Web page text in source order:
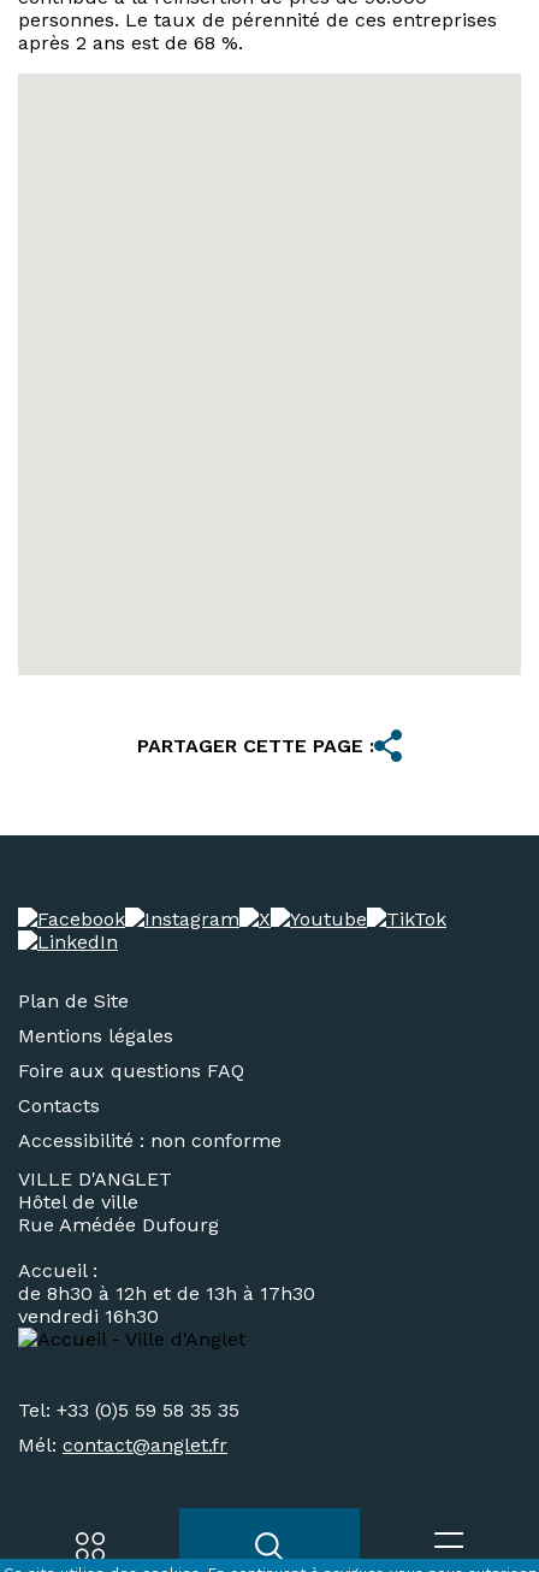
personnes. Le taux de pérennité de ces entreprises
après 2 ans est de 68 %.
PARTAGER CETTE PAGE :
Plan de Site
Mentions légales
Foire aux questions FAQ
Contacts
Accessibilité : non conforme
VILLE D'ANGLET
Hôtel de ville
Rue Amédée Dufourg
Accueil :
de 8h30 à 12h et de 13h à 17h30
vendredi 16h30
Tel: +33 (0)5 59 58 35 35
Mél: contact@anglet.fr